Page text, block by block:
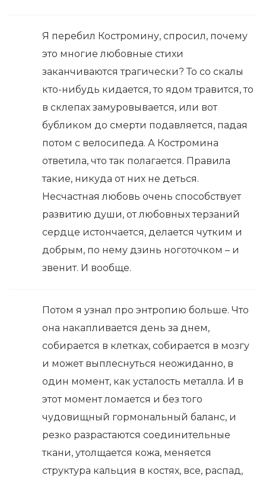
Я перебил Костромину, спросил, почему
это многие любовные стихи
заканчиваются трагически? То со скалы
кто-нибудь кидается, то ядом травится, то
в склепах замуровывается, или вот
бубликом до смерти подавляется, падая
потом с велосипеда. А Костромина
ответила, что так полагается. Правила
такие, никуда от них не деться.
Несчастная любовь очень способствует
развитию души, от любовных терзаний
сердце истончается, делается чутким и
добрым, по нему дзинь ноготочком – и
звенит. И вообще.
Потом я узнал про энтропию больше. Что
она накапливается день за днем,
собирается в клетках, собирается в мозгу
и может выплеснуться неожиданно, в
один момент, как усталость металла. И в
этот момент ломается и без того
чудовищный гормональный баланс, и
резко разрастаются соединительные
ткани, утолщается кожа, меняется
структура кальция в костях, все, распад,